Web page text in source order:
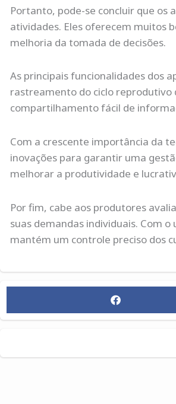
Portanto, pode-se concluir que os
atividades. Eles oferecem muitos
melhoria da tomada de decisões.
As principais funcionalidades dos
rastreamento do ciclo reprodutivo
compartilhamento fácil de
Com a crescente importância da
inovações para garantir uma
melhorar a produtividade e
Por fim, cabe aos produtores
suas demandas individuais. Com
mantém um controle preciso dos